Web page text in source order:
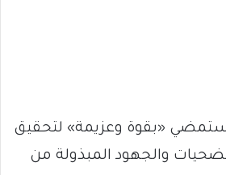
«بقوة وعزيمة» لتحقيق
والجهود المبذولة من